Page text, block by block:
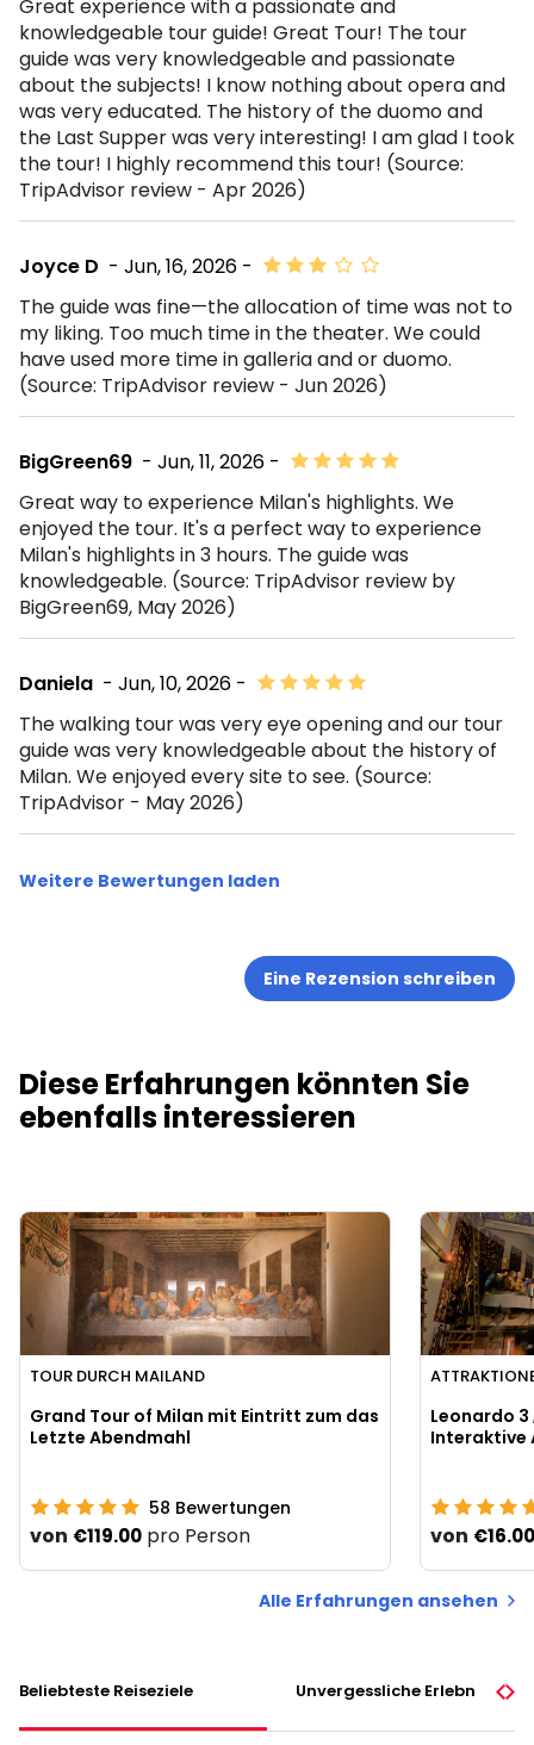
Great experience with a passionate and
knowledgeable tour guide! Great Tour! The tour
guide was very knowledgeable and passionate
about the subjects! I know nothing about opera and
was very educated. The history of the duomo and
the Last Supper was very interesting! I am glad I took
the tour! I highly recommend this tour! (Source:
TripAdvisor review - Apr 2026)
- Jun, 16, 2026 -
Joyce D
The guide was fine—the allocation of time was not to
my liking. Too much time in the theater. We could
have used more time in galleria and or duomo.
(Source: TripAdvisor review - Jun 2026)
- Jun, 11, 2026 -
BigGreen69
Great way to experience Milan's highlights. We
enjoyed the tour. It's a perfect way to experience
Milan's highlights in 3 hours. The guide was
knowledgeable. (Source: TripAdvisor review by
BigGreen69, May 2026)
- Jun, 10, 2026 -
Daniela
The walking tour was very eye opening and our tour
guide was very knowledgeable about the history of
Milan. We enjoyed every site to see. (Source:
TripAdvisor - May 2026)
Weitere Bewertungen laden
Eine Rezension schreiben
Diese Erfahrungen könnten Sie
ebenfalls interessieren
TOUR DURCH MAILAND
Grand Tour of Milan mit Eintritt zum das
Letzte Abendmahl
58 Bewertungen
von €119.00 pro Person
Leonardo 3
Interaktive
von €16.00
Alle Erfahrungen ansehen
Beliebteste Reiseziele Unvergessliche Erlebnisse